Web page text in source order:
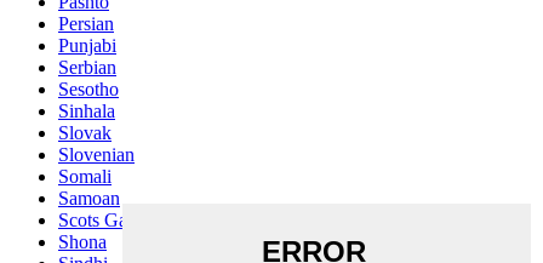
Persian
Punjabi
Serbian
Sesotho
Sinhala
Slovak
Slovenian
Somali
Samoan
Scots Gaelic
Shona